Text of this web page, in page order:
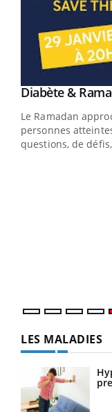
Youtube
Diabète &
Le Ramadan
personnes
questions, de
LES MALADIES